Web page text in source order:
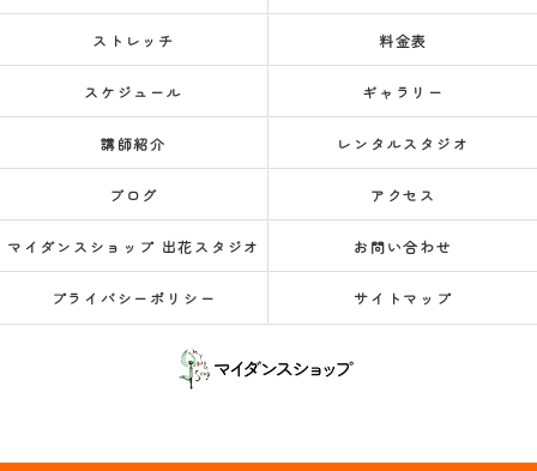
ストレッチ 料金表
スケジュール ギャラリー
講師紹介 レンタルスタジオ
ブログ アクセス
マイダンスショップ 出花スタジオ お問い合わせ
プライバシーポリシー サイトマップ